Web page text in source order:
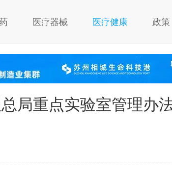
医疗器械 医疗健康 政策
局重点实验室管理办法